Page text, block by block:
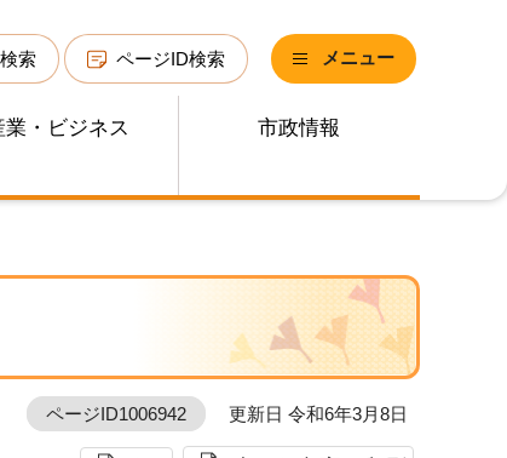
索 ページID検索 メニュー
業・ビジネス 市政情報
ページID1006942 更新日 令和6年3月8日